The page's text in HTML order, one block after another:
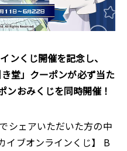
ンくじ開催を記念し、
堂」クーポンが必ず当た
ンおみくじを同時開催！
シェアいただいた方の中
イブオンラインくじ】 B